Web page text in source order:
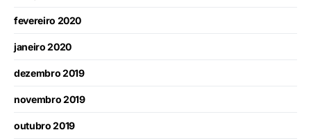
fevereiro 2020
janeiro 2020
dezembro 2019
novembro 2019
outubro 2019